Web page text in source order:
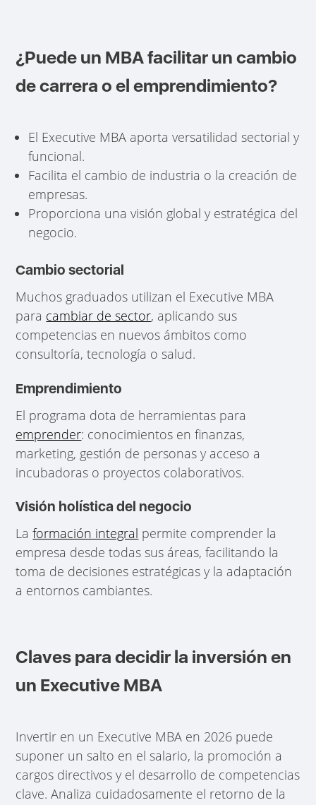
¿Puede un MBA facilitar un cambio
de carrera o el emprendimiento?
El Executive MBA aporta versatilidad sectorial y
funcional.
Facilita el cambio de industria o la creación de
empresas.
Proporciona una visión global y estratégica del
negocio.
Cambio sectorial
Muchos graduados utilizan el Executive MBA
para cambiar de sector, aplicando sus
competencias en nuevos ámbitos como
consultoría, tecnología o salud.
Emprendimiento
El programa dota de herramientas para
emprender: conocimientos en finanzas,
marketing, gestión de personas y acceso a
incubadoras o proyectos colaborativos.
Visión holística del negocio
Laformación integral permite comprender la
empresa desde todas sus áreas, facilitando la
toma de decisiones estratégicas y la adaptación
a entornos cambiantes.
Claves para decidir la inversión en
un Executive MBA
Invertir en un Executive MBA en 2026 puede
suponer un salto en el salario, la promoción a
cargos directivos y el desarrollo de competencias
clave. Analiza cuidadosamente el retorno de la